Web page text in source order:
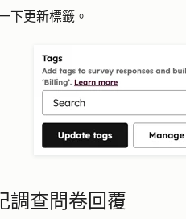
下更新標籤 。
調查問卷回覆